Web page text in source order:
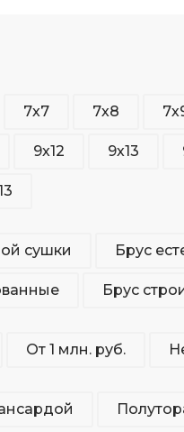
7х7 7х8
9х12 9х13
сушки Брус
Брус
От 1 млн. руб.